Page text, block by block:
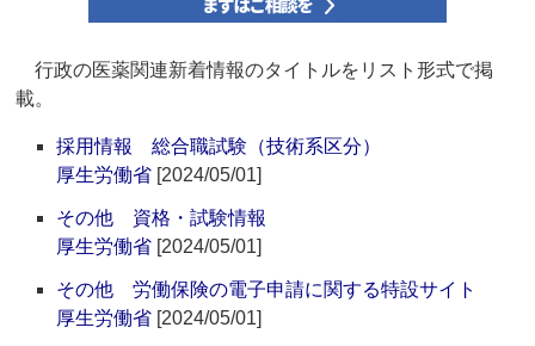
行政の医薬関連新着情報のタイトルをリスト形式で掲
載。
採用情報 総合職試験（技術系区分）
厚生労働省 [2024/05/01]
その他 資格・試験情報
厚生労働省 [2024/05/01]
その他 労働保険の電子申請に関する特設サイト
厚生労働省 [2024/05/01]